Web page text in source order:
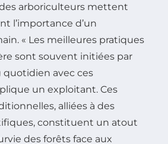
arboriculteurs mettent
l’importance d’un
« Les meilleures pratiques
sont souvent initiées par
avec ces
un exploitant. Ces
alliées à des
constituent un atout
des forêts face aux